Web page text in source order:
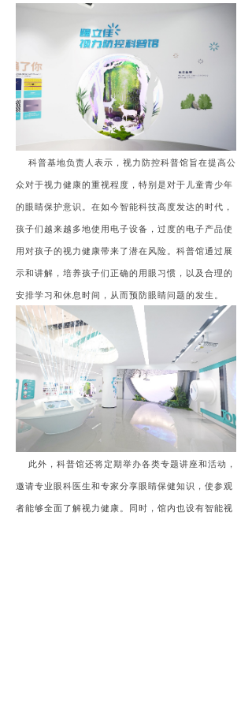
科普基地负责人表示，视力防控科普馆旨在提高公
众对于视力健康的重视程度，特别是对于儿童青少年
的眼睛保护意识。在如今智能科技高度发达的时代，
孩子们越来越多地使用电子设备，过度的电子产品使
用对孩子的视力健康带来了潜在风险。科普馆通过展
示和讲解，培养孩子们正确的用眼习惯，以及合理的
安排学习和休息时间，从而预防眼睛问题的发生。
此外，科普馆还将定期举办各类专题讲座和活动，
邀请专业眼科医生和专家分享眼睛保健知识，使参观
者能够全面了解视力健康。同时，馆内也设有智能视